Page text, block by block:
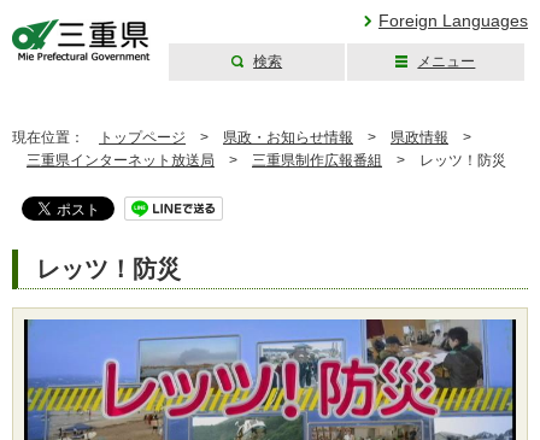
Foreign Languages
検索 メニュー
現在位置： トップページ > 県政・お知らせ情報 > 県政情報 >
三重県インターネット放送局 > 三重県制作広報番組 > レッツ！防災
レッツ！防災